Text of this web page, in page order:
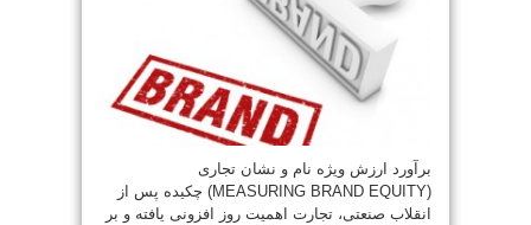
برآورد ارزش ویژه نام و نشان تجاری
(MEASURING BRAND EQUITY) چکیده پس از
انقلاب صنعتی، تجارت اهمیت روز افزونی یافته و بر